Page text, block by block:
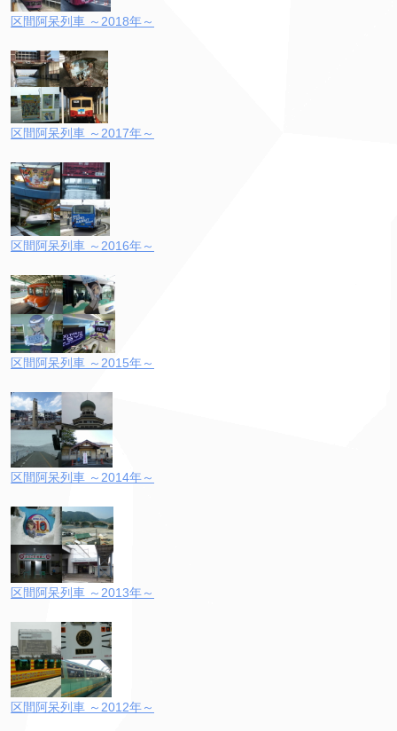
区間阿呆列車 ～2018年～
区間阿呆列車 ～2017年～
区間阿呆列車 ～2016年～
区間阿呆列車 ～2015年～
区間阿呆列車 ～2014年～
区間阿呆列車 ～2013年～
区間阿呆列車 ～2012年～